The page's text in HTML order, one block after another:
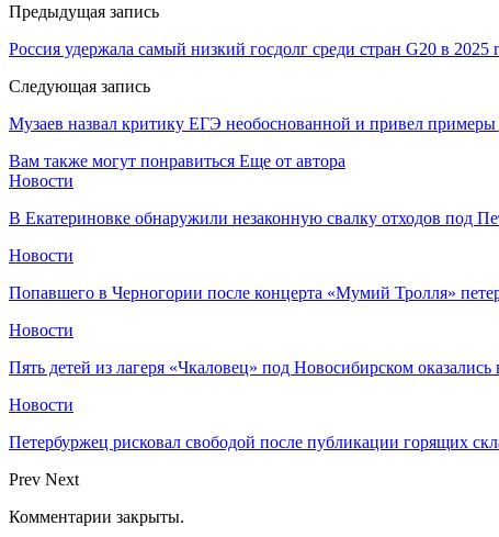
Предыдущая запись
Россия удержала самый низкий госдолг среди стран G20 в 2025
Следующая запись
Музаев назвал критику ЕГЭ необоснованной и привел примеры
Вам также могут понравиться Еще от автора
Новости
В Екатериновке обнаружили незаконную свалку отходов под
Новости
Попавшего в Черногории после концерта «Мумий Тролля»
Новости
Пять детей из лагеря «Чкаловец» под Новосибирском оказались
Новости
Петербуржец рисковал свободой после публикации горящих
Prev Next
Комментарии закрыты.